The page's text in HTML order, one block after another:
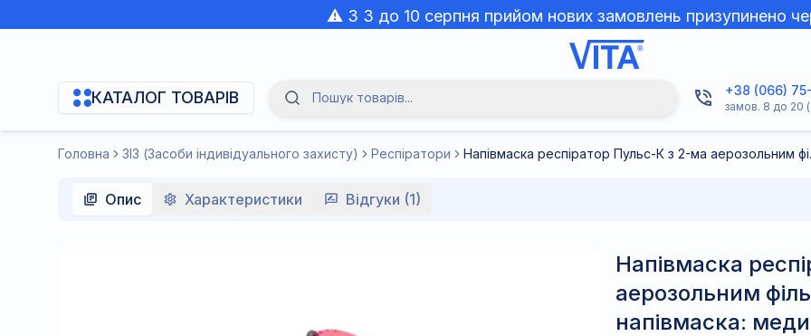
⚠️ З 3 до 10 серпня прийом нових замовлень призупинено
КАТАЛОГ ТОВАРІВ
Navigation Menu
Пошук товарів... +38 (066)
замов. 8 до 20
Головна ЗІЗ (Засоби індивідуального захисту) Респіратори Напівмаска
Опис Характеристики Відгуки (1)
Напівмаска
аерозольним
напівмаска: